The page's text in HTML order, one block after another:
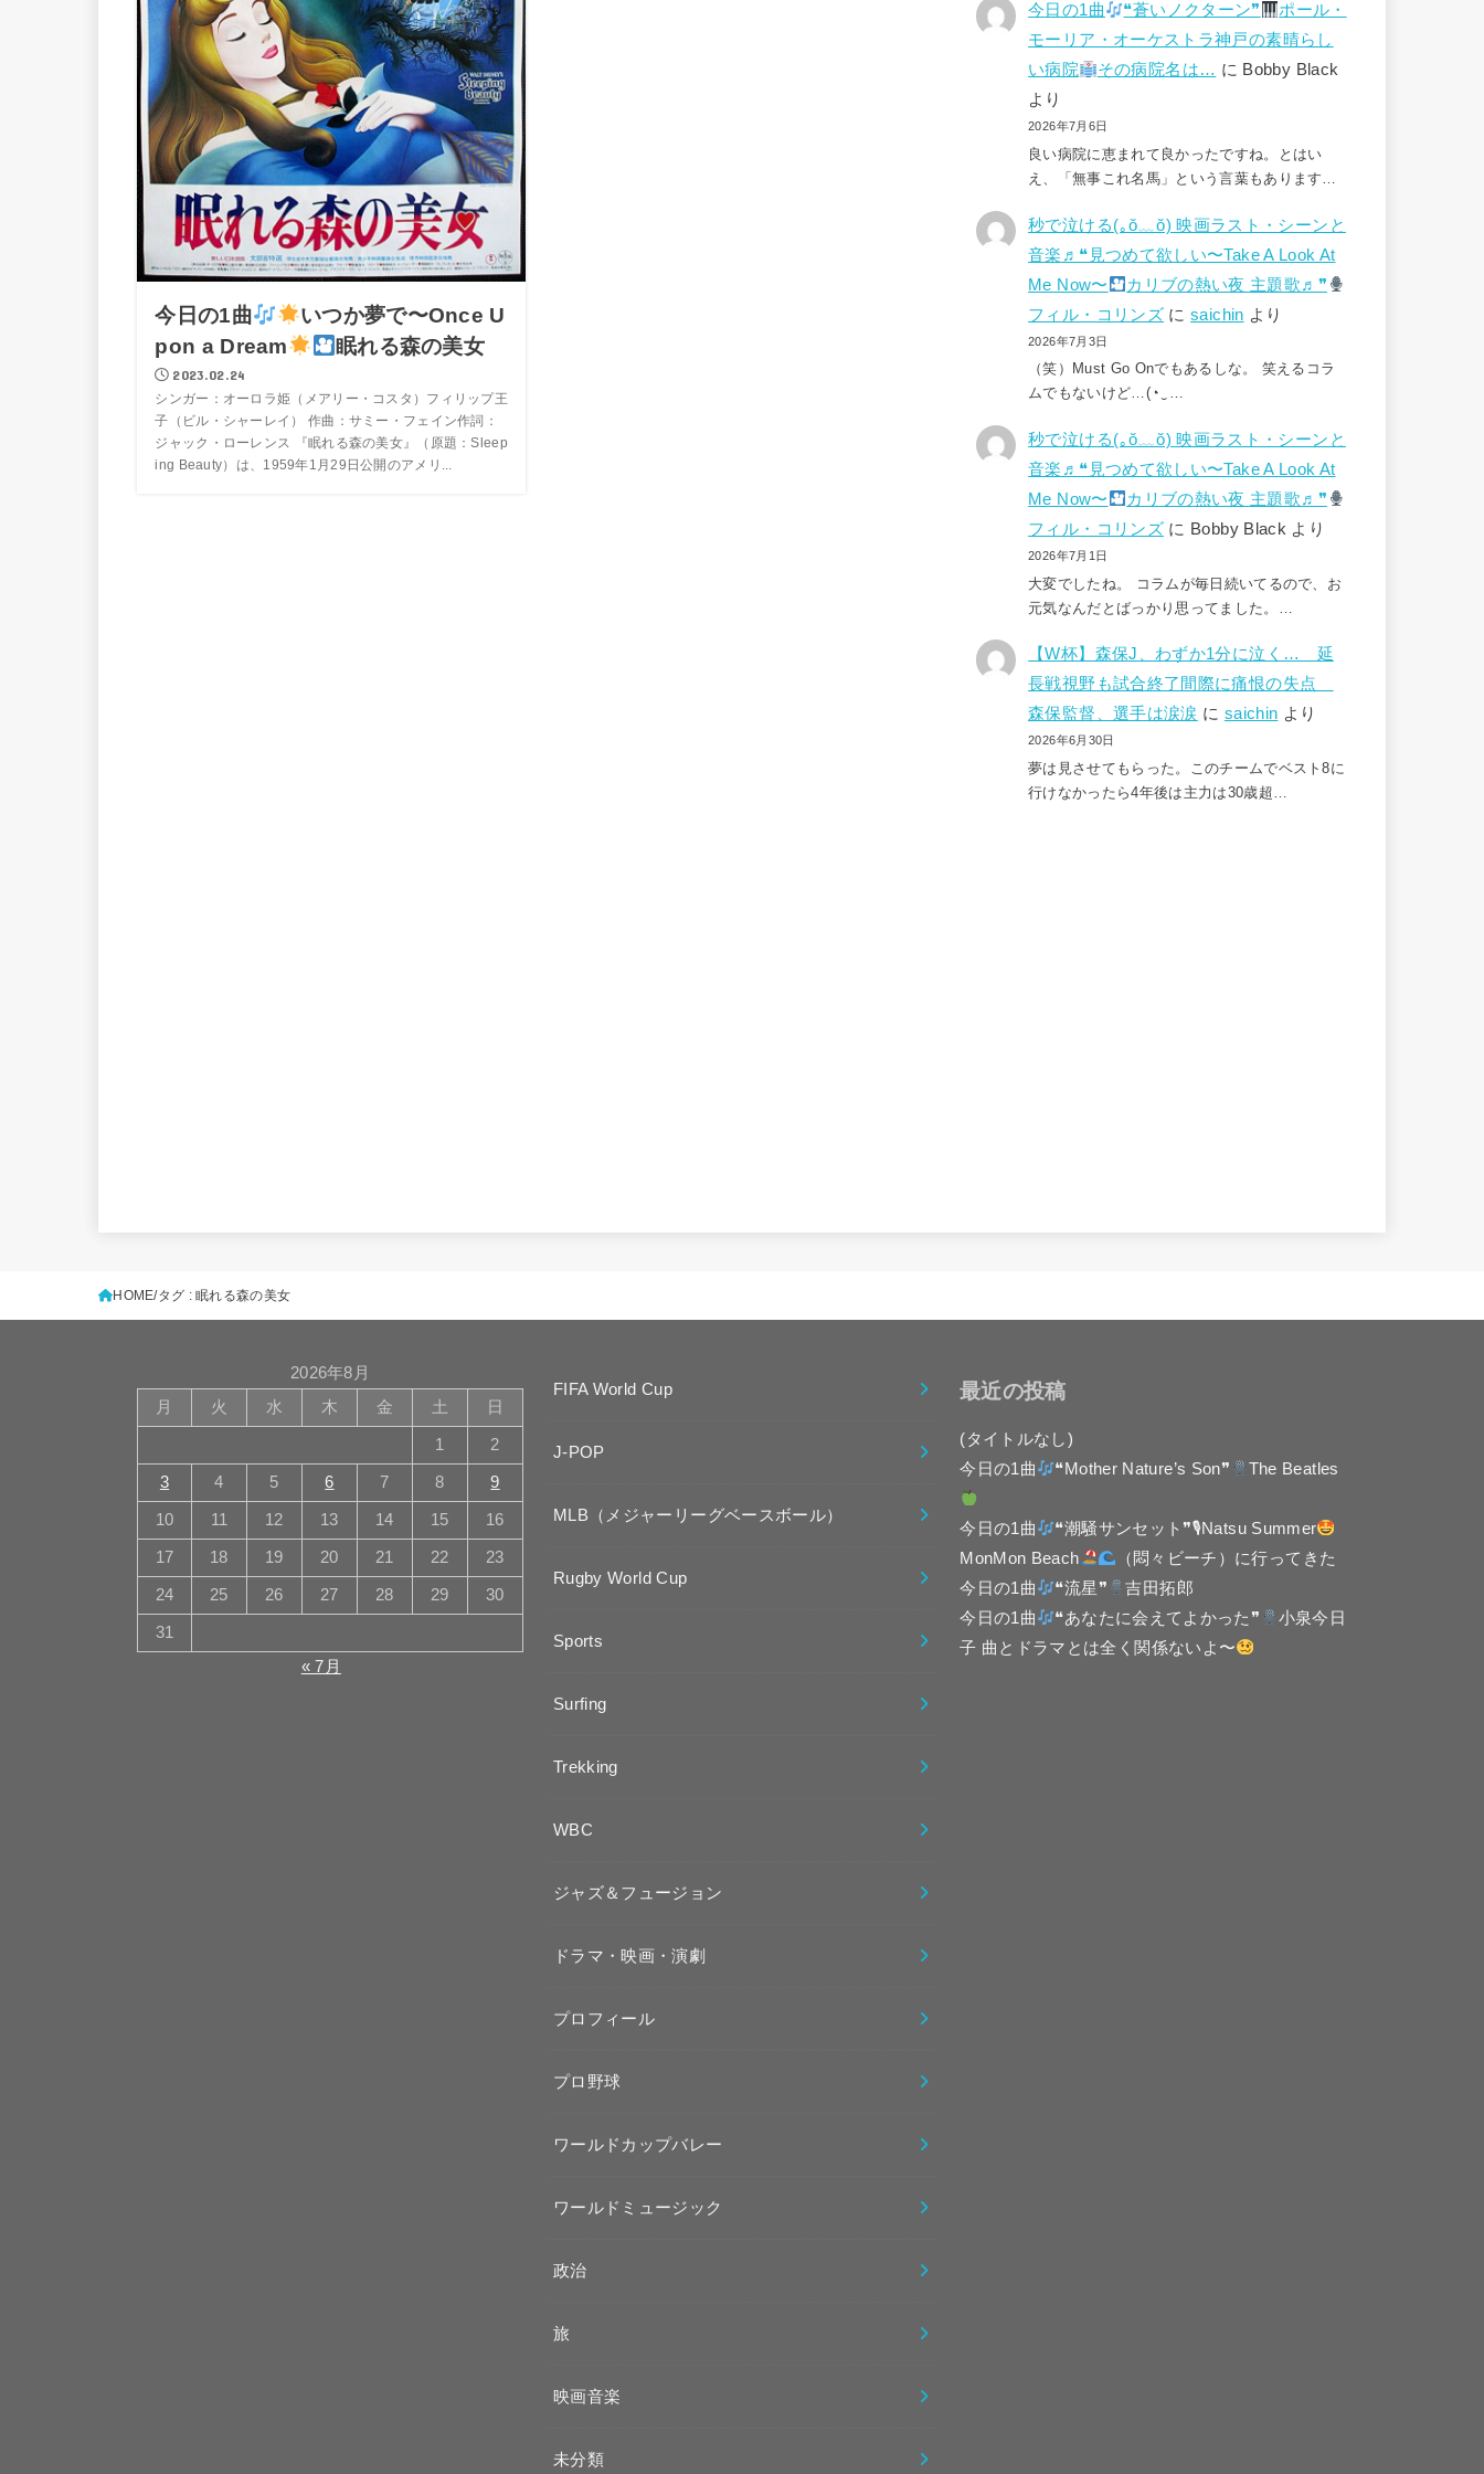
今日の1曲
いつか夢で〜Once U
pon a Dream
眠れる森の美女
2023.02.24
シンガー：オーロラ姫（メアリー・コスタ）フィリップ王
子（ビル・シャーレイ） 作曲：サミー・フェイン作詞：
ジャック・ローレンス 『眠れる森の美女』（原題：Sleep
ing Beauty）は、1959年1月29日公開のアメリ...
今日の1曲 ❝蒼いノクターン❞
ポール・
モーリア・オーケストラ神戸の素晴らし
い病院
その病院名は… に Bobby Black
より
2026年7月6日
良い病院に恵まれて良かったですね。とはい
え、「無事これ名馬」という言葉もあります…
秒で泣ける(⁠｡⁠ŏ⁠﹏⁠ŏ⁠) 映画ラスト・シーンと
音楽♬❝見つめて欲しい〜Take A Look At
Me Now〜
カリブの熱い夜 主題歌♬❞
フィル・コリンズ にsaichin より
2026年7月3日
（笑）Must Go Onでもあるしな。 笑えるコラ
ムでもないけど…(⁠◔⁠‿⁠…
秒で泣ける(⁠｡⁠ŏ⁠﹏⁠ŏ⁠) 映画ラスト・シーンと
音楽♬❝見つめて欲しい〜Take A Look At
Me Now〜
カリブの熱い夜 主題歌♬❞
フィル・コリンズ に Bobby Black より
2026年7月1日
大変でしたね。 コラムが毎日続いてるので、お
元気なんだとばっかり思ってました。…
【W杯】森保J、わずか1分に泣く… 延
長戦視野も試合終了間際に痛恨の失点
森保監督、選手は涙涙 に saichin より
2026年6月30日
夢は見させてもらった。このチームでベスト8に
行けなかったら4年後は主力は30歳超…
HOME タグ : 眠れる森の美女
2026年8月
月
火 水 木 金 土 日
1 2
3 4 5 6 7 8 9
10 11 12 13 14 15 16
17 18 19 20 21 22 23
24 25 26 27 28 29 30
31
« 7月
FIFA World Cup
J-POP
MLB（メジャーリーグベースボール）
Rugby World Cup
Sports
Surfing
Trekking
WBC
ジャズ＆フュージョン
ドラマ・映画・演劇
プロフィール
プロ野球
ワールドカップバレー
ワールドミュージック
政治
旅
映画音楽
未分類
最近の投稿
(タイトルなし)
今日の1曲
❝Mother Nature’s Son❞ The Beatles
今日の1曲
❝潮騒サンセット❞🎙Natsu Summer
MonMon Beach
（悶々ビーチ）に行ってきた
今日の1曲
❝流星❞
吉田拓郎
今日の1曲
❝あなたに会えてよかった❞
小泉今日
子 曲とドラマとは全く関係ないよ〜